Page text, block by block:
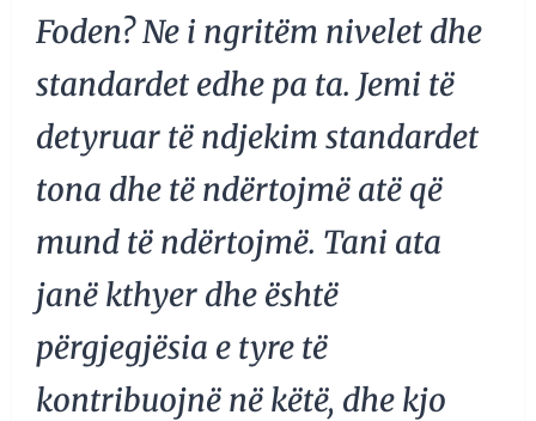
Foden? Ne i ngritëm nivelet dhe
standardet edhe pa ta. Jemi të
detyruar të ndjekim standardet
tona dhe të ndërtojmë atë që
mund të ndërtojmë. Tani ata
janë kthyer dhe është
përgjegjësia e tyre të
kontribuojnë në këtë, dhe kjo